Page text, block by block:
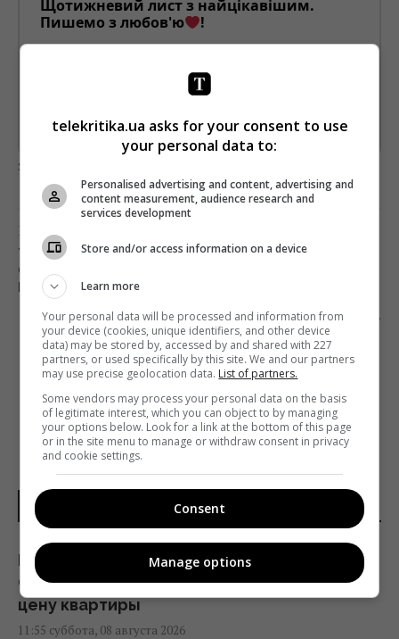
Щотижневий лист з найцікавішим.
Пишемо з любов'ю
!
Предоставлено SendPulse
загрузка...
Предыдущий пост
ТЕЛЕРЕЙТИНГИ: «КРЕПКИЙ ОРЕШЕК»,
СКРОМНЫЕ СТАРТЫ «ЖЕНСКОГО ДОКТОРА-4»
И «ГОЛОСА КРАЇНИ-10»
Следующий пост
ИЗВЕСТНЫ ИМЕНА ЗАВУЧЕЙ ШКОЛЫ ЛЕДИ
«ВІД ПАЦАНКИ ДО ПАНЯНКИ»
НОВОСТИ ДНЯ
Школа, церковь, бар и 44 дома: пара из
США купила целую деревню в Испании за
цену квартиры
11:55 суббота, 08 августа 2026
telekritika.ua asks for your consent to use
your personal data to:
Personalised advertising and content, advertising and
content measurement, audience research and
services development
Store and/or access information on a device
Learn more
Your personal data will be processed and information from
your device (cookies, unique identifiers, and other device
data) may be stored by, accessed by and shared with 227
partners, or used specifically by this site. We and our partners
may use precise geolocation data. List of partners.
Some vendors may process your personal data on the basis
of legitimate interest, which you can object to by managing
your options below. Look for a link at the bottom of this page
or in the site menu to manage or withdraw consent in privacy
and cookie settings.
Consent
Manage options